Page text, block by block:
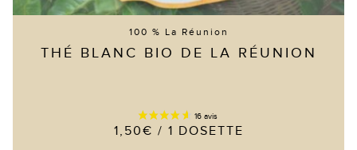
100 % La Réunion
THÉ BLANC BIO DE LA RÉUNION
1,50€ / 1 DOSETTE